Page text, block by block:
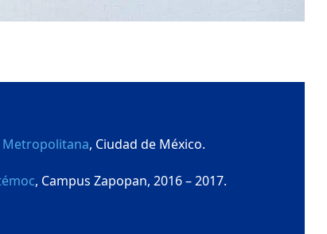
, Ciudad de México.
, Campus Zapopan, 2016 – 2017.